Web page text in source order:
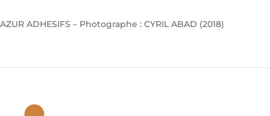
AZUR ADHESIFS – Photographe : CYRIL ABAD (2018)